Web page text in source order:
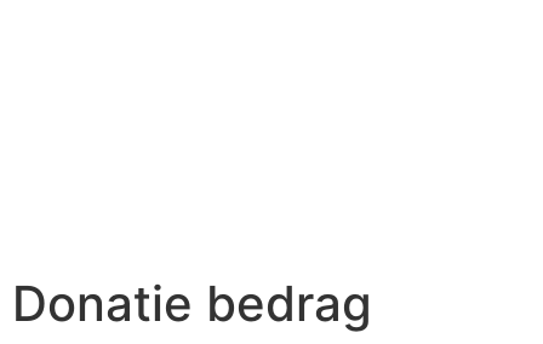
Donatie bedrag